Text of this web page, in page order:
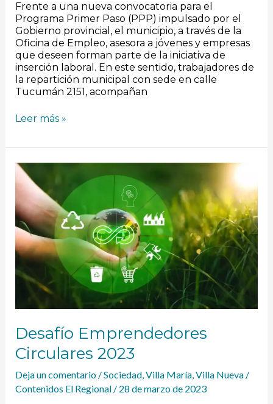
Frente a una nueva convocatoria para el
Programa Primer Paso (PPP) impulsado por el
Gobierno provincial, el municipio, a través de la
Oficina de Empleo, asesora a jóvenes y empresas
que deseen forman parte de la iniciativa de
inserción laboral. En este sentido, trabajadores de
la repartición municipal con sede en calle
Tucumán 2151, acompañan
Leer más »
Desafío Emprendedores
Circulares 2023
Deja un comentario /Sociedad, Villa María, Villa Nueva/
Contenidos El Regional / 28 de marzo de 2023
Desafío
Emprendedores
Circulares
2023